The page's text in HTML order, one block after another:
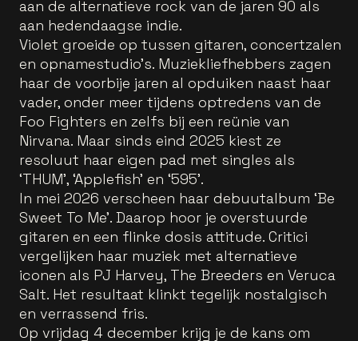
aan de alternatieve rock van de jaren 90 als
aan hedendaagse indie.
Violet groeide op tussen gitaren, concertzalen
en opnamestudio's. Muziekliefhebbers zagen
haar de voorbije jaren al opduiken naast haar
vader, onder meer tijdens optredens van de
Foo Fighters en zelfs bij een reünie van
Nirvana. Maar sinds eind 2025 kiest ze
resoluut haar eigen pad met singles als
‘THUM’, ‘Applefish’ en ‘595’.
In mei 2026 verscheen haar debuutalbum ‘Be
Sweet To Me’. Daarop hoor je overstuurde
gitaren en een flinke dosis attitude. Critici
vergelijken haar muziek met alternatieve
iconen als PJ Harvey, The Breeders en Veruca
Salt. Het resultaat klinkt tegelijk nostalgisch
en verrassend fris.
Op vrijdag 4 december krijg je de kans om